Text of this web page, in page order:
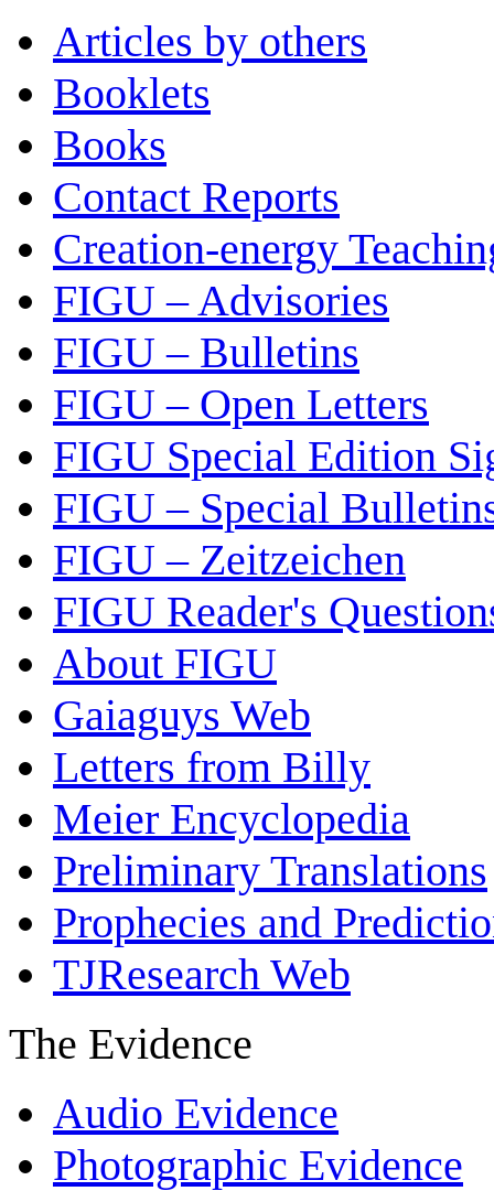
Articles by others
Booklets
Books
Contact Reports
Creation-energy
FIGU – Advisories
FIGU – Bulletins
FIGU – Open Letters
FIGU Special Edition
FIGU – Special
FIGU – Zeitzeichen
FIGU Reader's
About FIGU
Gaiaguys Web
Letters from Billy
Meier Encyclopedia
Preliminary Translations
Prophecies and
TJResearch Web
The Evidence
Audio Evidence
Photographic Evidence